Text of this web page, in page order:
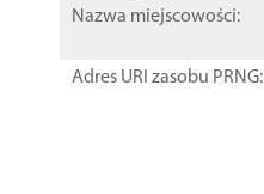
Nazwa miejscowości:
Adres URI zasobu PRNG: